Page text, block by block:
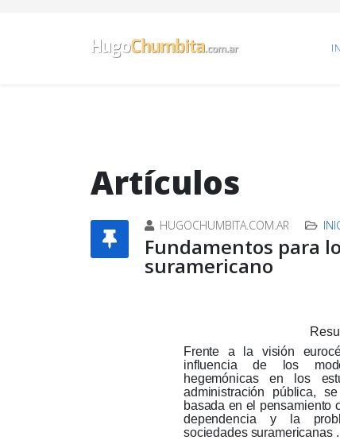
Artículos
HUGOCHUMBITA.COM.AR
Fundamentos para
suramericano
Frente a la visión
influencia de los
hegemónicas en los
administración pública,
basada en el pensamiento
dependencia y la
sociedades suramericanas .